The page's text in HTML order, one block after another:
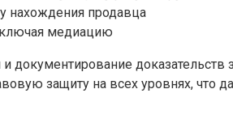
нахождения продавца
медиацию
документирование
защиту на всех уровнях, что